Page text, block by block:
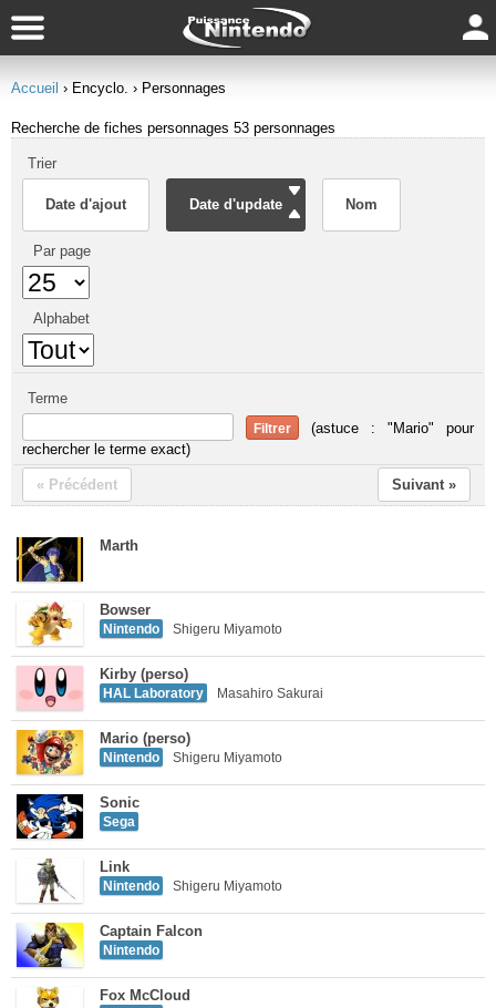
Accueil › Encyclo. › Personnages
Recherche de fiches personnages 53 personnages
Trier
Date d'ajout Date d'update Nom
Par page
Alphabet
Terme
(astuce : "Mario" pour
rechercher le terme exact)
« Précédent Suivant »
Marth
Bowser
Nintendo Shigeru Miyamoto
Kirby (perso)
HAL Laboratory Masahiro Sakurai
Mario (perso)
Nintendo Shigeru Miyamoto
Sonic
Sega
Link
Nintendo Shigeru Miyamoto
Captain Falcon
Nintendo
Fox McCloud